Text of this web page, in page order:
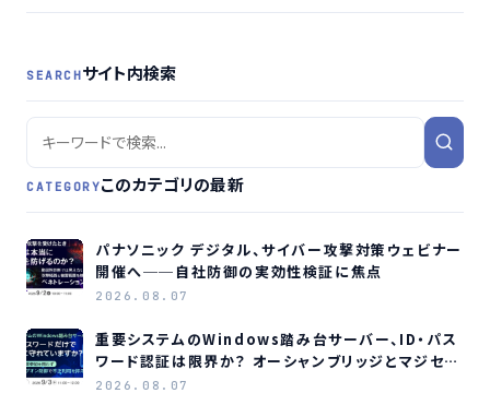
SEARCHサイト内検索
CATEGORYこのカテゴリの最新
パナソニック デジタル、サイバー攻撃対策ウェビナー
開催へ──自社防御の実効性検証に焦点
2026.08.07
重要システムのWindows踏み台サーバー、ID・パス
ワード認証は限界か？ オーシャンブリッジとマジセミ
がウェビナー開催へ
2026.08.07